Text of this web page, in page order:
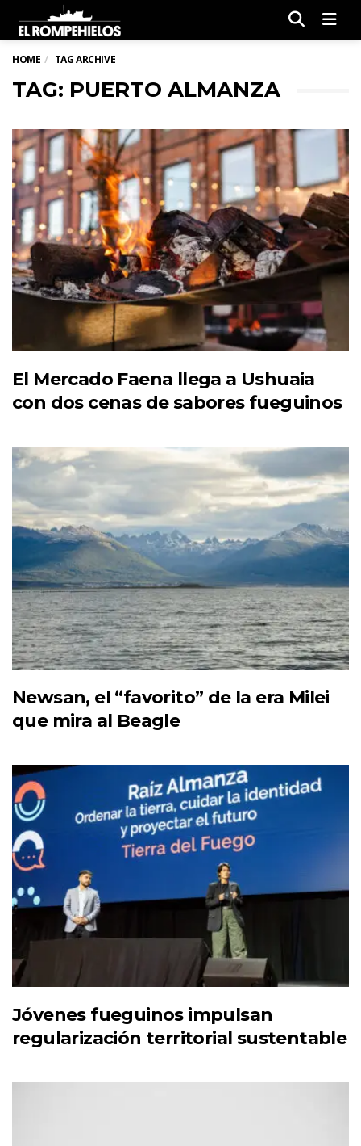
HOME TAG ARCHIVE
TAG: PUERTO ALMANZA
El Mercado Faena llega a Ushuaia
con dos cenas de sabores fueguinos
Newsan, el “favorito” de la era Milei
que mira al Beagle
Jóvenes fueguinos impulsan
regularización territorial sustentable